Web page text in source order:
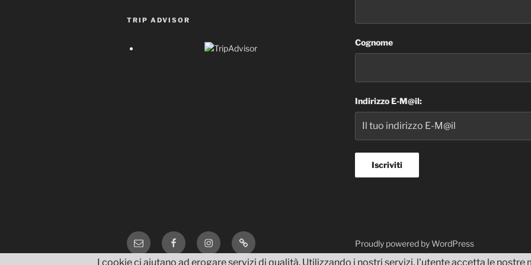
TRIP ADVISOR
Cognome
Indirizzo E-M@il:
Email FacebookInstagramTripAdvisor Proudly powered by WordPress
I cookie ci aiutano ad erogare servizi di qualità. Utilizzando i nostri servizi, l'utente accetta le nostre